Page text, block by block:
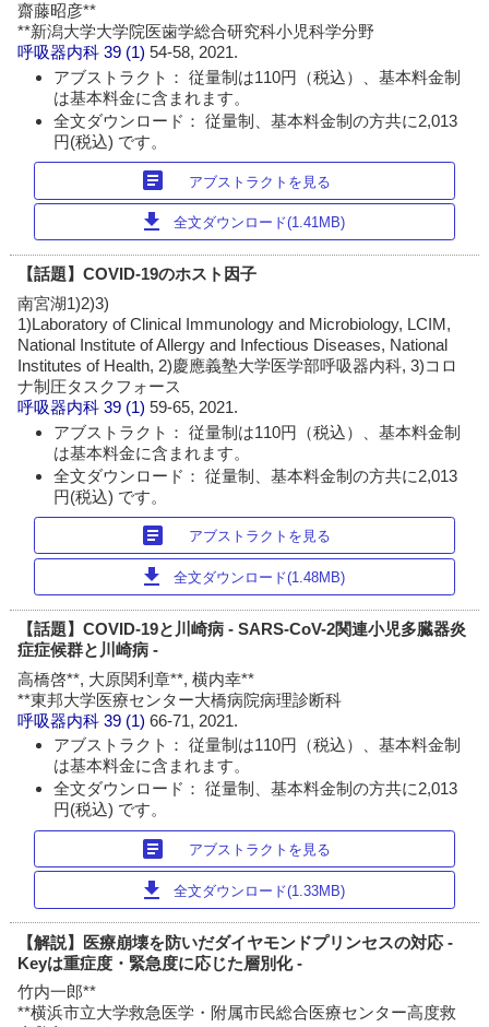
齋藤昭彦**
**新潟大学大学院医歯学総合研究科小児科学分野
呼吸器内科 39 (1)54-58, 2021.
アブストラクト： 従量制は110円（税込）、基本料金制
は基本料金に含まれます。
全文ダウンロード： 従量制、基本料金制の方共に2,013
円(税込) です。
article アブストラクトを見る
download 全文ダウンロード(1.41MB)
【話題】COVID-19のホスト因子
南宮湖1)2)3)
1)Laboratory of Clinical Immunology and Microbiology, LCIM,
National Institute of Allergy and Infectious Diseases, National
Institutes of Health, 2)慶應義塾大学医学部呼吸器内科, 3)コロ
ナ制圧タスクフォース
呼吸器内科 39 (1)59-65, 2021.
アブストラクト： 従量制は110円（税込）、基本料金制
は基本料金に含まれます。
全文ダウンロード： 従量制、基本料金制の方共に2,013
円(税込) です。
article アブストラクトを見る
download 全文ダウンロード(1.48MB)
【話題】COVID-19と川崎病 - SARS-CoV-2関連小児多臓器炎
症症候群と川崎病 -
高橋啓**, 大原関利章**, 横内幸**
**東邦大学医療センター大橋病院病理診断科
呼吸器内科 39 (1)66-71, 2021.
アブストラクト： 従量制は110円（税込）、基本料金制
は基本料金に含まれます。
全文ダウンロード： 従量制、基本料金制の方共に2,013
円(税込) です。
article アブストラクトを見る
download 全文ダウンロード(1.33MB)
【解説】医療崩壊を防いだダイヤモンドプリンセスの対応 -
Keyは重症度・緊急度に応じた層別化 -
竹内一郎**
**横浜市立大学救急医学・附属市民総合医療センター高度救